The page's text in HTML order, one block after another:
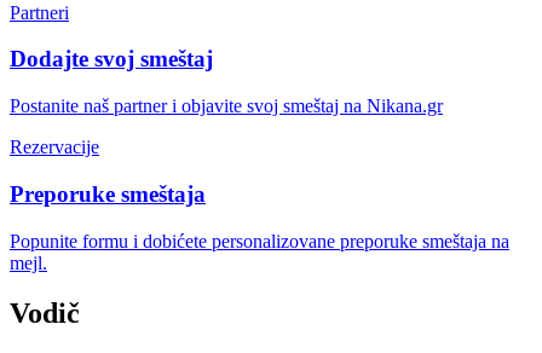
Partneri
Dodajte svoj smeštaj
Postanite naš partner i objavite svoj smeštaj na Nikana.gr
Rezervacije
Preporuke smeštaja
Popunite formu i dobićete personalizovane preporuke smeštaja na
mejl.
Vodič